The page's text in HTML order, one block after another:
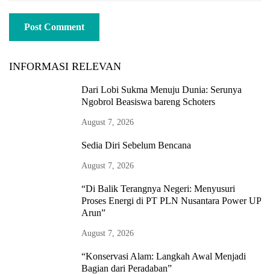
INFORMASI RELEVAN
Dari Lobi Sukma Menuju Dunia: Serunya
Ngobrol Beasiswa bareng Schoters
August 7, 2026
Sedia Diri Sebelum Bencana
August 7, 2026
“Di Balik Terangnya Negeri: Menyusuri
Proses Energi di PT PLN Nusantara Power UP
Arun”
August 7, 2026
“Konservasi Alam: Langkah Awal Menjadi
Bagian dari Peradaban”